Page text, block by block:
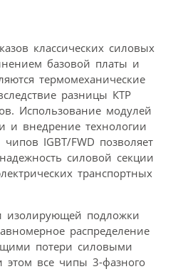
классических силовых
базовой платы и
термомеханические
разницы КТР
Использование модулей
и внедрение технологии
IGBT/FWD позволяет
силовой секции
транспортных
изолирующей подложки
распределение
потери силовыми
этом все чипы 3-фазного